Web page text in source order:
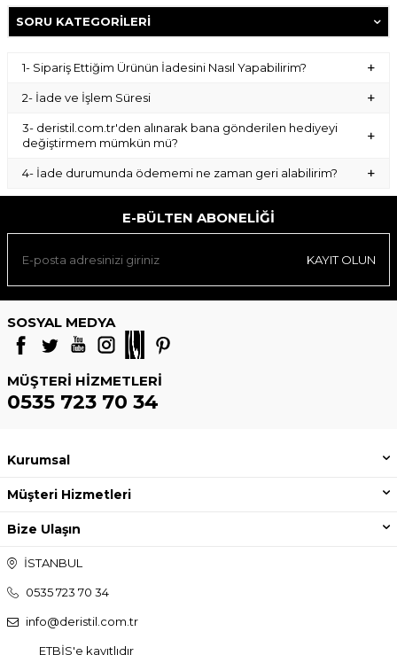
SORU KATEGORILERI
1- Sipariş Ettiğim Ürünün İadesini Nasıl Yapabilirim?
2- İade ve İşlem Süresi
3- deristil.com.tr'den alınarak bana gönderilen hediyeyi
değiştirmem mümkün mü?
4- İade durumunda ödememi ne zaman geri alabilirim?
E-BÜLTEN ABONELIĞI
KAYIT OLUN
SOSYAL MEDYA
MÜŞTERI HIZMETLERI
0535 723 70 34
Kurumsal
Müşteri Hizmetleri
Bize Ulaşın
İSTANBUL
0535 723 70 34
info@deristil.com.tr
ETBİS'e kayıtlıdır